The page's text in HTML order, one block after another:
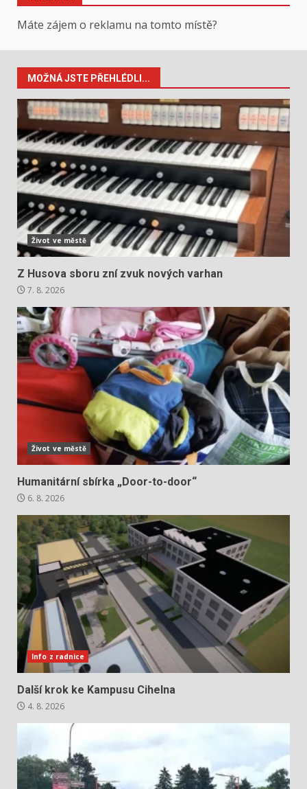
Máte zájem o reklamu na tomto místě?
MOŽNÁ JSTE PŘEHLÉDLI...
Život ve městě
Z Husova sboru zní zvuk nových varhan
7. 8. 2026
Život ve městě
Humanitární sbírka „Door-to-door“
6. 8. 2026
Info z radnice
Další krok ke Kampusu Cihelna
4. 8. 2026